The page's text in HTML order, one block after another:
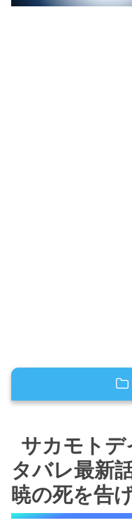
神々廻が四ツ村
サカモトデイズ
神々廻とカロラ
サカモトデイズ
サカモトデ
タバレ最新
暁の死を告